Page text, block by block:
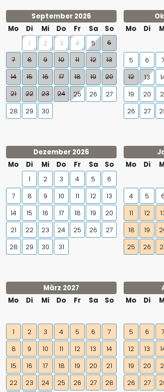
September 2026
Mo
Di Mi Do Fr Sa So
1 2 3 4 5
6
7
8 9 10 11 12
13
14
15 16 17 18 19
20
21
22 23 24 25 26
27
28
29 30
Mo
Di
5
6 7
12
13
19
20
26
27
Dezember 2026
Mo
Di Mi Do Fr Sa So
1 2 3 4 5
6
7
8 9 10 11 12
13
14
15 16 17 18 19
20
21
22 23 24 25 26
27
28
29 30 31
Mo
Di
4
5 6
11
12
18
19
25
26
März 2027
Mo
Di Mi Do Fr Sa So
1 2 3 4 5 6
7
8
9 10 11 12 13
14
15
16 17 18 19 20
21
22
23 24 25 26 27 28
Mo
Di
5
6 7
12
13
19
20
26
27